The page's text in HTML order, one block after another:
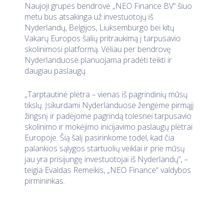
Naujoji grupės bendrovė „NEO Finance BV“ šiuo
metu bus atsakinga už investuotojų iš
Nyderlandų, Belgijos, Liuksemburgo bei kitų
Vakarų Europos šalių pritraukimą į tarpusavio
skolinimosi platformą. Vėliau per bendrovę
Nyderlanduose planuojama pradėti teikti ir
daugiau paslaugų.
„Tarptautinė plėtra – vienas iš pagrindinių mūsų
tikslų. Įsikurdami Nyderlanduose žengėme pirmąjį
žingsnį ir padėjome pagrindą tolesnei tarpusavio
skolinimo ir mokėjimo inicijavimo paslaugų plėtrai
Europoje. Šią šalį pasirinkome todėl, kad čia
palankios sąlygos startuolių veiklai ir prie mūsų
jau yra prisijungę investuotojai iš Nyderlandų”, –
teigia Evaldas Remeikis, „NEO Finance“ valdybos
pirmininkas.